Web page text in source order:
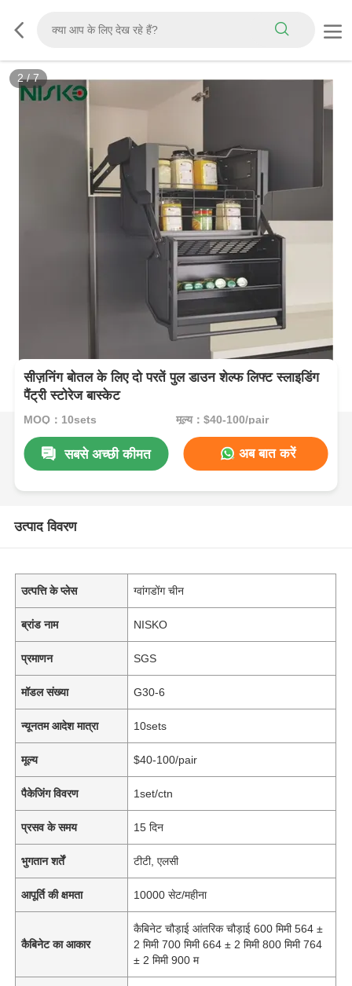
2/7
सीज़निंग बोतल के लिए दो परतें पुल डाउन शेल्फ लिफ्ट स्लाइडिंग
पैंट्री स्टोरेज बास्केट
MOQ：10sets मूल्य：$40-100/pair
सबसे अच्छी कीमत अब बात करें
उत्पाद विवरण
उत्पत्ति के प्लेस ग्वांगडोंग चीन
ब्रांड नाम NISKO
प्रमाणन SGS
मॉडल संख्या G30-6
न्यूनतम आदेश मात्रा 10sets
मूल्य $40-100/pair
पैकेजिंग विवरण 1set/ctn
प्रसव के समय 15 दिन
भुगतान शर्तें टीटी, एलसी
आपूर्ति की क्षमता 10000 सेट/महीना
कैबिनेट का आकार
कैबिनेट चौड़ाई आंतरिक चौड़ाई 600 मिमी 564 ±
2 मिमी 700 मिमी 664 ± 2 मिमी 800 मिमी 764
± 2 मिमी 900 म